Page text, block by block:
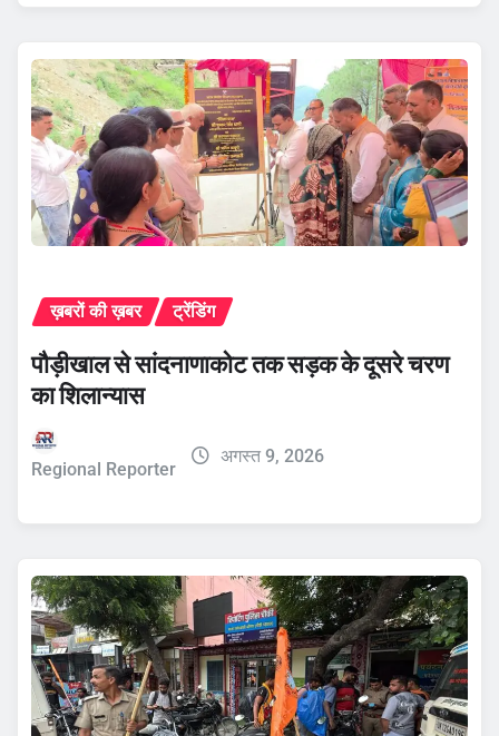
ख़बरों की ख़बर ट्रेंडिंग
पौड़ीखाल से सांदनाणाकोट तक सड़क के दूसरे चरण
का शिलान्यास
Regional Reporter
अगस्त 9, 2026